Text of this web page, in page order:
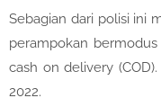
Sebagian dari polisi ini
perampokan
cash on delivery
2022.